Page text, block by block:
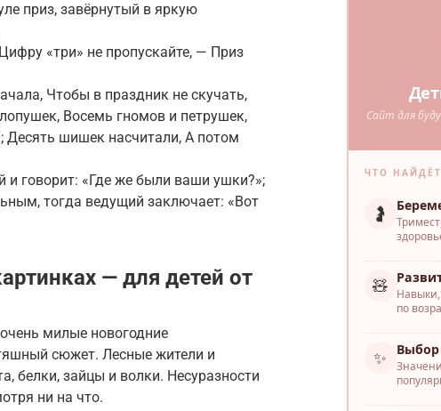
приз, завёрнутый в яркую
«три» не пропускайте, — Приз
Чтобы в праздник не скучать,
Восемь гномов и петрушек,
шишек насчитали, А потом
и говорит: «Где же были ваши ушки?»;
тогда ведущий заключает: «Вот
— для детей от
милые новогодние
сюжет. Лесные жители и
зайцы и волки. Несуразности
ни на что.
Сайт для
ЧТО
🤰
🧸
Навыки,
по
✨